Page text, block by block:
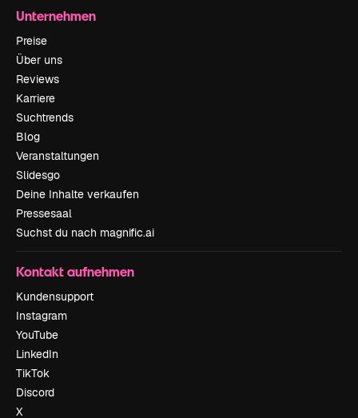
Unternehmen
Preise
Über uns
Reviews
Karriere
Suchtrends
Blog
Veranstaltungen
Slidesgo
Deine Inhalte verkaufen
Pressesaal
Suchst du nach magnific.ai
Kontakt aufnehmen
Kundensupport
Instagram
YouTube
LinkedIn
TikTok
Discord
X